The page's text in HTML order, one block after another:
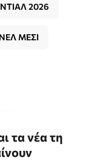
2026
ΜΕΣΙ
τα νέα τη